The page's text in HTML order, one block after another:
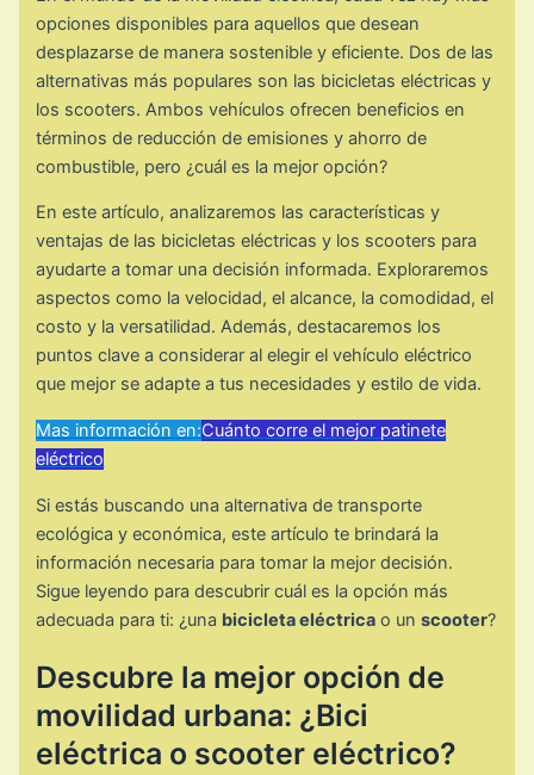
opciones disponibles para aquellos que desean
desplazarse de manera sostenible y eficiente. Dos de las
alternativas más populares son las bicicletas eléctricas y
los scooters. Ambos vehículos ofrecen beneficios en
términos de reducción de emisiones y ahorro de
combustible, pero ¿cuál es la mejor opción?
En este artículo, analizaremos las características y
ventajas de las bicicletas eléctricas y los scooters para
ayudarte a tomar una decisión informada. Exploraremos
aspectos como la velocidad, el alcance, la comodidad, el
costo y la versatilidad. Además, destacaremos los
puntos clave a considerar al elegir el vehículo eléctrico
que mejor se adapte a tus necesidades y estilo de vida.
Mas información en:Cuánto corre el mejor patinete
eléctrico
Si estás buscando una alternativa de transporte
ecológica y económica, este artículo te brindará la
información necesaria para tomar la mejor decisión.
Sigue leyendo para descubrir cuál es la opción más
adecuada para ti: ¿una bicicleta eléctrica o unscooter?
Descubre la mejor opción de
movilidad urbana: ¿Bici
eléctrica o scooter eléctrico?